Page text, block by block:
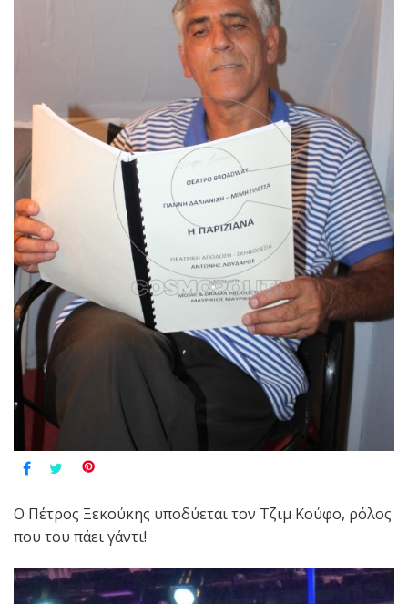
Ο Πέτρος Ξεκούκης υποδύεται τον Τζιμ Κούφο, ρόλος
που του πάει γάντι!